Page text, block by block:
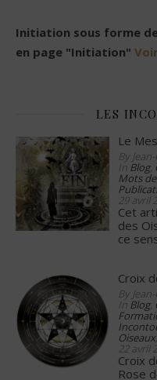
Initiation sous forme
en page "Initiation"
LES
Le
By
In Blog,
Mots
29 avril
Cet
des
ce
Croix
By
In Blog,
Oiseaux,
22 avril
Croix
Rose